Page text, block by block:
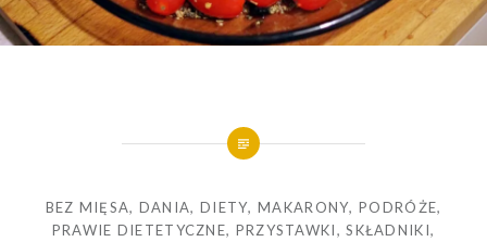
BEZ MIĘSA, DANIA, DIETY,MAKARONY,PODRÓŻE,
PRAWIE DIETETYCZNE, PRZYSTAWKI,SKŁADNIKI,